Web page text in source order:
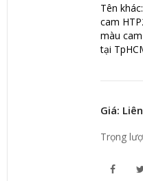
Tên
cam
màu
tại
Giá:
Trọng